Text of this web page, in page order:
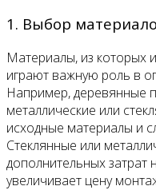
1. Выбор
Материалы, из которых
играют важную роль в
Например, деревянные
металлические или
исходные материалы и
Стеклянные или
дополнительных затрат
увеличивает цену